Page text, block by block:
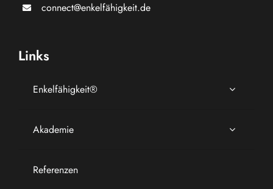
connect@enkelfähigkeit.de
Links
Enkelfähigkeit®
Akademie
Referenzen